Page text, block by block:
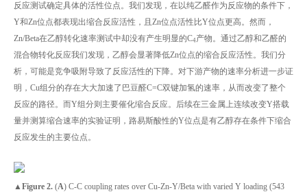
反应测试确定具体的活性位点。我们发现，在以纯乙醛作为反应物的条件下，
Y和Zn位点都表现出缩合反应活性，且Zn位点活性比Y位点更高。然而，
Zn/Beta在乙醇转化速率测试中却没有产生明显的C4产物。通过乙醇和乙醛的
混合物转化反应我们发现，乙醇会显著降低Zn位点的缩合反应活性。我们分
析，可能是竞争吸附导致了反应活性的下降。对下游产物的速率分析进一步证
明，Cu组分的存在大大加速了巴豆醛C=C双键加氢的速率，从而改变了整个
反应的路径。而Y组分则主要催化缩合反应。后续在三金属上连续改变Y搭载
量并测算缩合速率的实验证明，路易斯酸性的Y位点是有乙醇存在条件下缩合
反应发生的主要位点。
▲Figure 2. (A) C-C coupling rates over Cu-Zn-Y/Beta with varied Y loading (543